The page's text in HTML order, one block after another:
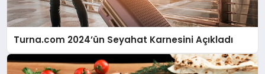
Turna.com 2024’ün Seyahat Karnesini Açıkladı